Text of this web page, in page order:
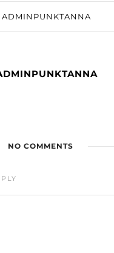
ADMINPUNKTANNA
NO COMMENTS